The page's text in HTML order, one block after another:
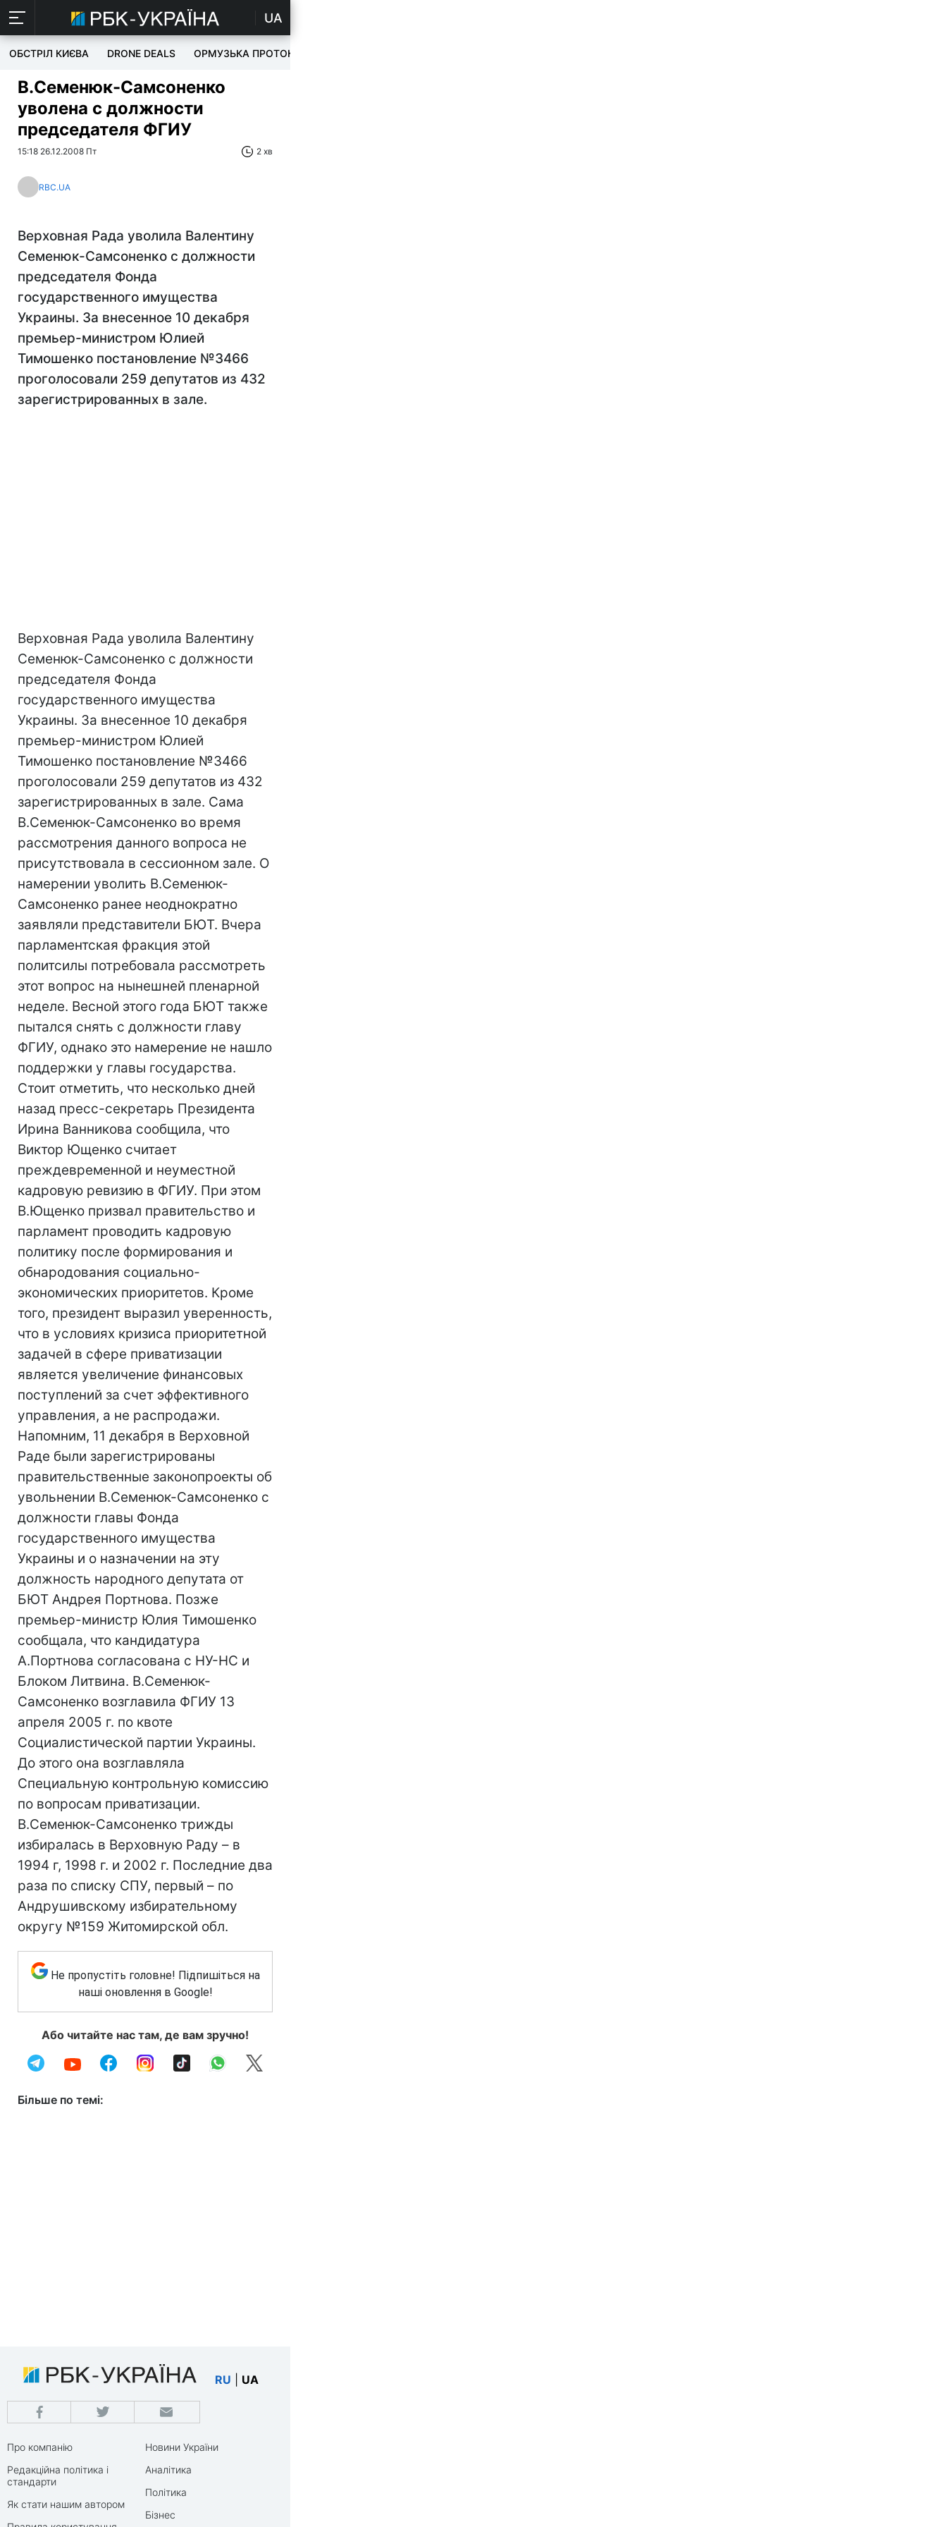
UA
ОБСТРІЛ КИЄВА DRONE DEALS ОРМУЗЬКА ПРОТОКА
В.Семенюк-Самсоненко
уволена с должности
председателя ФГИУ
15:18 26.12.2008 Пт 2 хв
RBC.UA
Верховная Рада уволила Валентину
Семенюк-Самсоненко с должности
председателя Фонда
государственного имущества
Украины. За внесенное 10 декабря
премьер-министром Юлией
Тимошенко постановление №3466
проголосовали 259 депутатов из 432
зарегистрированных в зале.
Верховная Рада уволила Валентину
Семенюк-Самсоненко с должности
председателя Фонда
государственного имущества
Украины. За внесенное 10 декабря
премьер-министром Юлией
Тимошенко постановление №3466
проголосовали 259 депутатов из 432
зарегистрированных в зале. Сама
В.Семенюк-Самсоненко во время
рассмотрения данного вопроса не
присутствовала в сессионном зале. О
намерении уволить В.Семенюк-
Самсоненко ранее неоднократно
заявляли представители БЮТ. Вчера
парламентская фракция этой
политсилы потребовала рассмотреть
этот вопрос на нынешней пленарной
неделе. Весной этого года БЮТ также
пытался снять с должности главу
ФГИУ, однако это намерение не нашло
поддержки у главы государства.
Стоит отметить, что несколько дней
назад пресс-секретарь Президента
Ирина Ванникова сообщила, что
Виктор Ющенко считает
преждевременной и неуместной
кадровую ревизию в ФГИУ. При этом
В.Ющенко призвал правительство и
парламент проводить кадровую
политику после формирования и
обнародования социально-
экономических приоритетов. Кроме
того, президент выразил уверенность,
что в условиях кризиса приоритетной
задачей в сфере приватизации
является увеличение финансовых
поступлений за счет эффективного
управления, а не распродажи.
Напомним, 11 декабря в Верховной
Раде были зарегистрированы
правительственные законопроекты об
увольнении В.Семенюк-Самсоненко с
должности главы Фонда
государственного имущества
Украины и о назначении на эту
должность народного депутата от
БЮТ Андрея Портнова. Позже
премьер-министр Юлия Тимошенко
сообщала, что кандидатура
А.Портнова согласована с НУ-НС и
Блоком Литвина. В.Семенюк-
Самсоненко возглавила ФГИУ 13
апреля 2005 г. по квоте
Социалистической партии Украины.
До этого она возглавляла
Специальную контрольную комиссию
по вопросам приватизации.
В.Семенюк-Самсоненко трижды
избиралась в Верховную Раду – в
1994 г, 1998 г. и 2002 г. Последние два
раза по списку СПУ, первый – по
Андрушивскому избирательному
округу №159 Житомирской обл.
Не пропустіть головне! Підпишіться на
наші оновлення в Google!
Або читайте нас там, де вам зручно!
Більше по темі:
RU UA
Про компанію
Редакційна політика і
стандарти
Як стати нашим автором
Новини України
Аналітика
Політика
Бізнес